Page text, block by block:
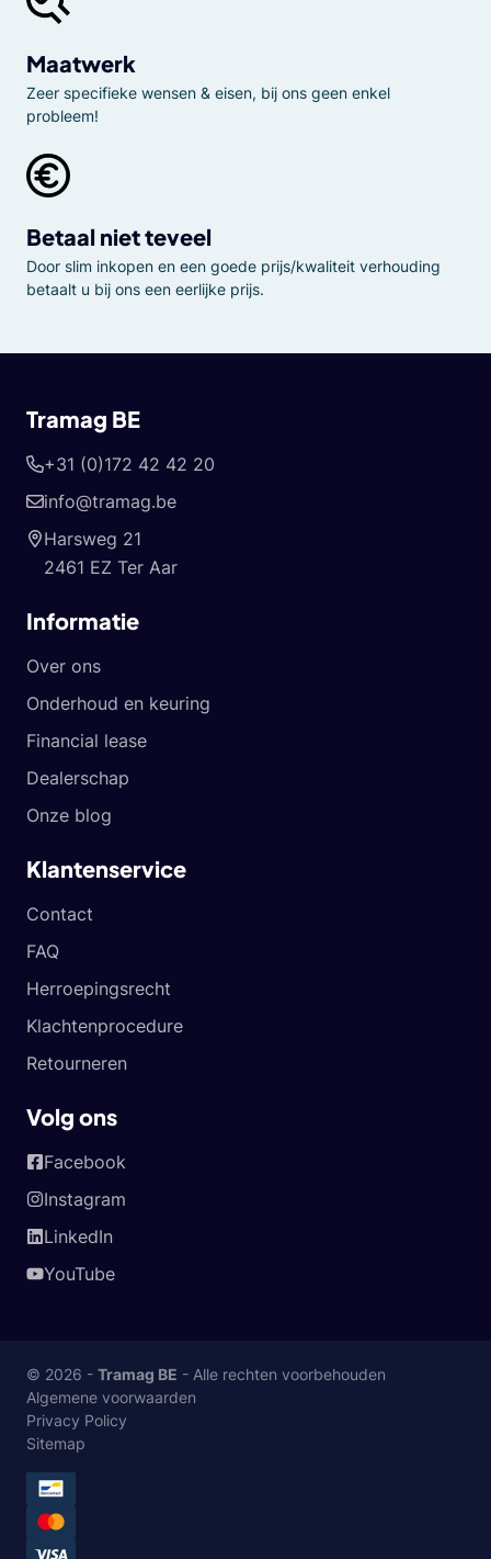
Maatwerk
Zeer specifieke wensen & eisen, bij ons geen enkel
probleem!
Betaal niet teveel
Door slim inkopen en een goede prijs/kwaliteit verhouding
betaalt u bij ons een eerlijke prijs.
Tramag BE
+31 (0)172 42 42 20
info@tramag.be
Harsweg 21
2461 EZ Ter Aar
Informatie
Over ons
Onderhoud en keuring
Financial lease
Dealerschap
Onze blog
Klantenservice
Contact
FAQ
Herroepingsrecht
Klachtenprocedure
Retourneren
Volg ons
Facebook
Instagram
LinkedIn
YouTube
© 2026 - Tramag BE - Alle rechten voorbehouden
Algemene voorwaarden
Privacy Policy
Sitemap